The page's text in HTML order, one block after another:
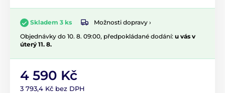
Skladem 3 ks
Možnosti dopravy ›
Objednávky do 10. 8. 09:00, předpokládané dodání: u vás v
úterý 11. 8.
4 590 Kč
3 793,4 Kč bez DPH